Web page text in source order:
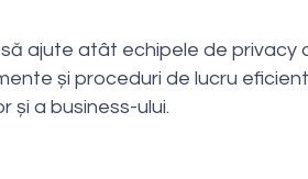
ajute atât echipele de privacy
și proceduri de lucru
și a business-ului.